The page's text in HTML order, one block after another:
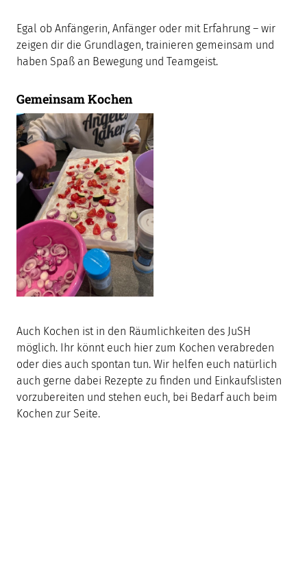
Egal ob Anfängerin, Anfänger oder mit Erfahrung – wir
zeigen dir die Grundlagen, trainieren gemeinsam und
haben Spaß an Bewegung und Teamgeist.
Gemeinsam Kochen
Auch Kochen ist in den Räumlichkeiten des JuSH
möglich. Ihr könnt euch hier zum Kochen verabreden
oder dies auch spontan tun. Wir helfen euch natürlich
auch gerne dabei Rezepte zu finden und Einkaufslisten
vorzubereiten und stehen euch, bei Bedarf auch beim
Kochen zur Seite.